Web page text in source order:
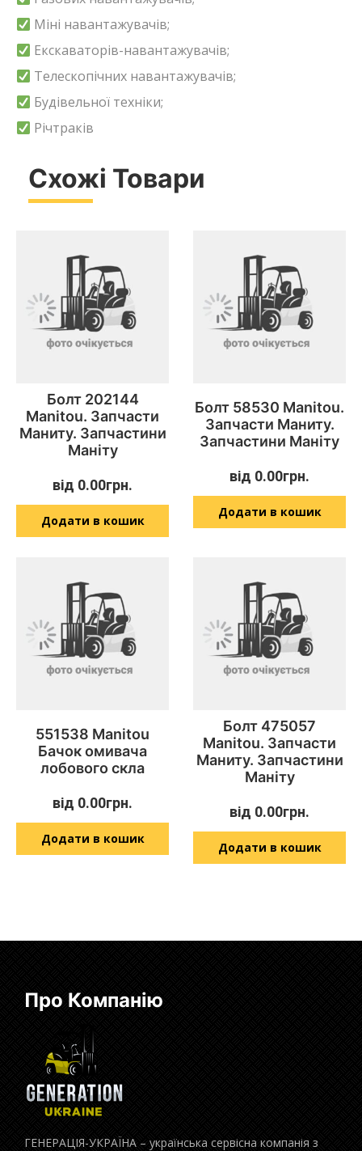
Міні навантажувачів;
Екскаваторів-навантажувачів;
Телескопічних навантажувачів;
Будівельної техніки;
Річтраків
Схожі Товари
Болт 202144
Manitou. Запчасти
Маниту. Запчастини
Маніту
від 0.00грн.
Додати в кошик
Болт 58530 Manitou.
Запчасти Маниту.
Запчастини Маніту
від 0.00грн.
Додати в кошик
551538 Manitou
Бачок омивача
лобового скла
від 0.00грн.
Додати в кошик
Болт 475057
Manitou. Запчасти
Маниту. Запчастини
Маніту
від 0.00грн.
Додати в кошик
Про Компанію
ГЕНЕРАЦІЯ-УКРАЇНА – українська сервісна компанія з